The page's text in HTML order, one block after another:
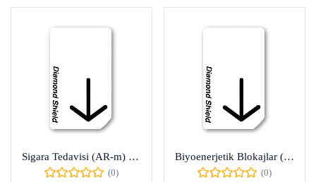
Sigara Tedavisi (AR-m) Chip Kartı
(0)
Biyoenerjetik Blokajlar (BiBLo-m) Chip Kartları
(0)